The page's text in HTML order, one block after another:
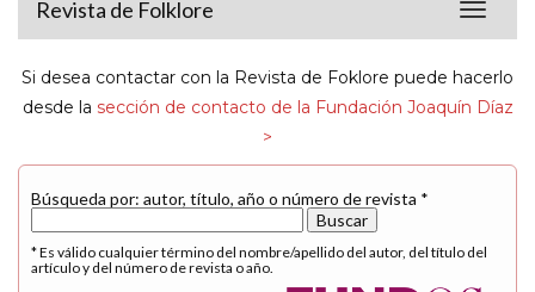
Toggle
Revista de Folklore
Si desea contactar con la Revista de Foklore puede hacerlo
desde la sección de contacto de la Fundación Joaquín Díaz
>
Búsqueda por: autor, título, año o número de revista *
* Es válido cualquier término del nombre/apellido del autor, del título del
artículo y del número de revista o año.